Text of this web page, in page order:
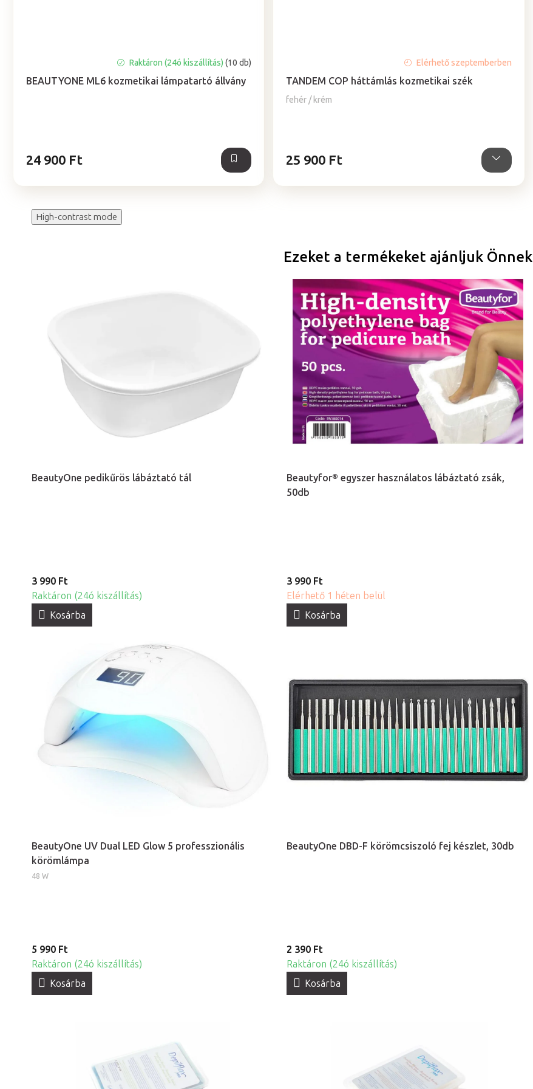
BEAUTYONE ML6 kozmetikai lámpatartó állvány
Raktáron (24ó kiszállítás)(10 db)
24 900 Ft
TANDEM COP háttámlás kozmetikai szék
fehér / krém
átlagos
értékelése
Elérhető szeptemberben
25 900 Ft
High-contrast mode
Ezeket a termékeket ajánljuk Önnek
BeautyOne pedikűrös lábáztató tál
3 990 Ft
Raktáron (24ó kiszállítás)
Kosárba
Beautyfor® egyszer használatos lábáztató zsák,
50db
3 990 Ft
Elérhető 1 héten belül
Kosárba
BeautyOne UV Dual LED Glow 5 professzionális
körömlámpa
48 W
5 990 Ft
Raktáron (24ó kiszállítás)
Kosárba
BeautyOne DBD-F körömcsiszoló fej készlet, 30db
2 390 Ft
Raktáron (24ó kiszállítás)
Kosárba